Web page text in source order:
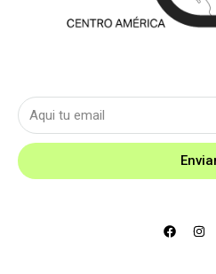
SIGUENOS